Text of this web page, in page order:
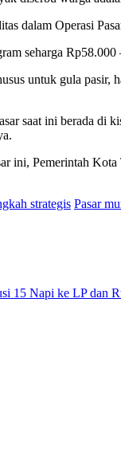
dalam Operasi
seharga
untuk gula pasir,
saat ini berada di
ini, Pemerintah
strategis Pasar
15 Napi ke LP dan